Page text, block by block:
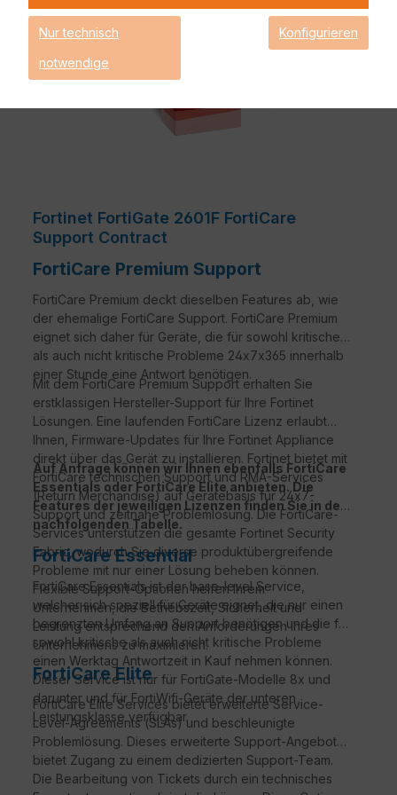
Fortinet FortiGate 2601F FortiCare
Support Contract
FortiCare Premium Support
FortiCare Premium deckt dieselben Features ab, wie
der ehemalige FortiCare Support. FortiCare Premium
eignet sich daher für Geräte, die für sowohl kritische
als auch nicht kritische Probleme 24x7x365 innerhalb
einer Stunde eine Antwort benötigen.
Mit dem FortiCare Premium Support erhalten Sie
erstklassigen Hersteller-Support für Ihre Fortinet
Lösungen. Eine laufenden FortiCare Lizenz erlaubt
Ihnen, Firmware-Updates für Ihre Fortinet Appliance
direkt über das Gerät zu installieren. Fortinet bietet mit
FortiCare technischen Support und RMA-Services
(Return Merchandise) auf Gerätebasis für 24x7-
Support und zeitnahe Problemlösung. Die FortiCare-
Services unterstützen die gesamte Fortinet Security
Fabric, wodurch Sie diverse produktübergreifende
Probleme mit nur einer Lösung beheben können.
Flexible Support-Optionen helfen Ihrem
Unternehmen, die Betriebszeit, Sicherheit und
Leistung entsprechend den Anforderungen Ihres
Unternehmens zu maximieren.
Auf Anfrage können wir Ihnen ebenfalls FortiCare
Essentials oder FortiCare Elite anbieten. Die
Features der jeweiligen Lizenzen finden Sie in der
nachfolgenden Tabelle.
FortiCare Essential
FortiCare Essentials ist der base-level Service,
welcher sich speziell für Geräte eignet, die nur einen
begrenzten Umfang an Support benötigen und die für
sowohl kritische als auch nicht kritische Probleme
einen Werktag Antwortzeit in Kauf nehmen können.
Dieser Service ist nur für FortiGate-Modelle 8x und
darunter und für FortiWifi-Geräte der unteren
Leistungsklasse verfügbar.
FortiCare Elite
FortiCareElite Services bietet erweiterte Service-
Level-Agreements (SLAs) und beschleunigte
Problemlösung. Dieses erweiterte Support-Angebot
bietet Zugang zu einem dedizierten Support-Team.
Die Bearbeitung von Tickets durch ein technisches
Nur technisch
notwendige
Konfigurieren